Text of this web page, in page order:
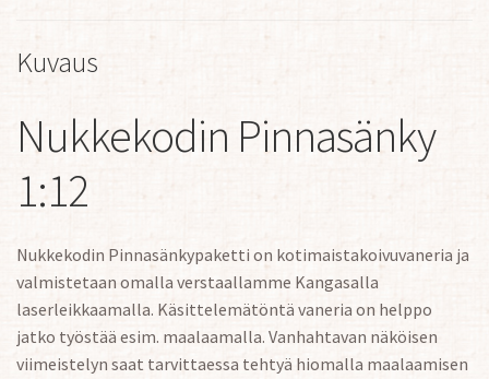
Kuvaus
Nukkekodin Pinnasänky
1:12
Nukkekodin Pinnasänkypaketti on kotimaistakoivuvaneria ja
valmistetaan omalla verstaallamme Kangasalla
laserleikkaamalla. Käsittelemätöntä vaneria on helppo
jatko työstää esim. maalaamalla. Vanhahtavan näköisen
viimeistelyn saat tarvittaessa tehtyä hiomalla maalaamisen